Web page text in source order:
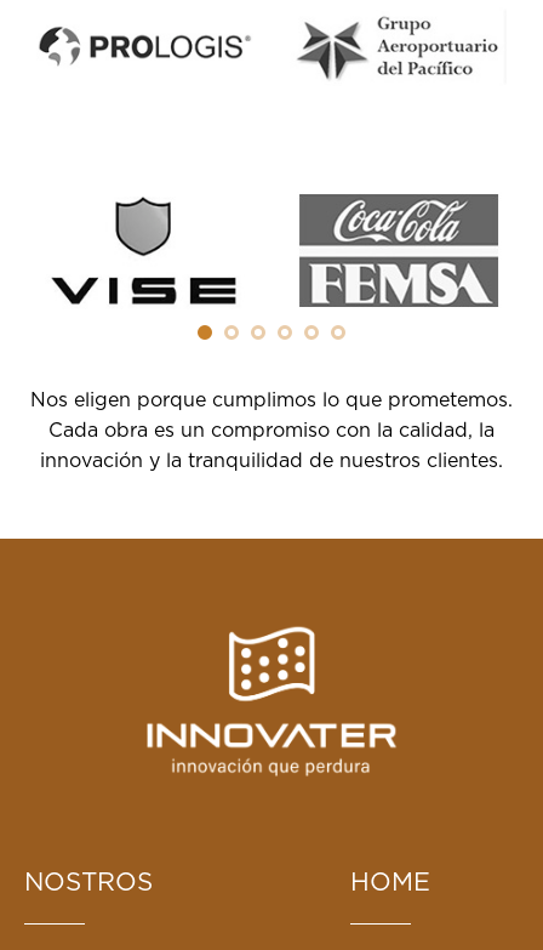
Nos eligen porque cumplimos lo que prometemos.
Cada obra es un compromiso con la calidad, la
innovación y la tranquilidad de nuestros clientes.
NOSTROS HOME